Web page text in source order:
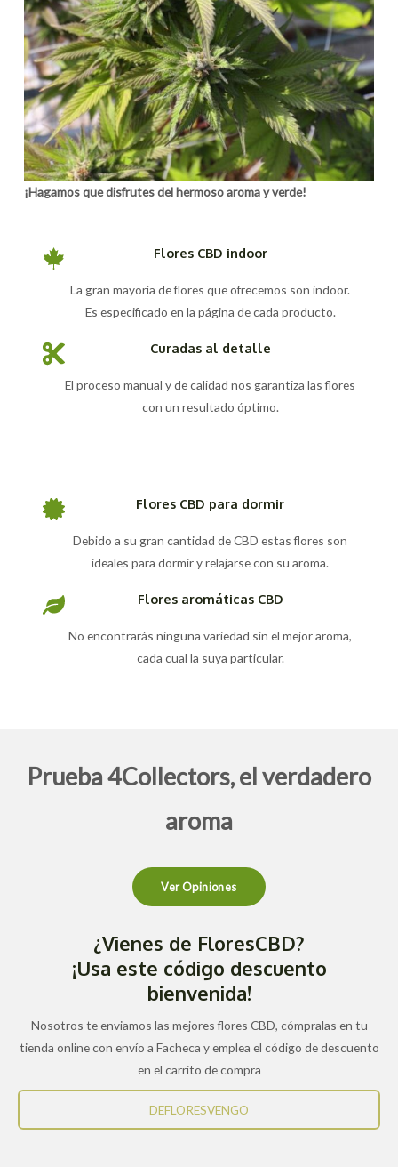
¡Hagamos que disfrutes del hermoso aroma y verde!
Flores CBD indoor
La gran mayoría de flores que ofrecemos son indoor.
Es especificado en la página de cada producto.
Curadas al detalle
El proceso manual y de calidad nos garantiza las flores
con un resultado óptimo.
Flores CBD para dormir
Debido a su gran cantidad de CBD estas flores son
ideales para dormir y relajarse con su aroma.
Flores aromáticas CBD
No encontrarás ninguna variedad sin el mejor aroma,
cada cual la suya particular.
Prueba 4Collectors, el verdadero
aroma
Ver Opiniones
¿Vienes de FloresCBD?
¡Usa este código descuento
bienvenida!
Nosotros te enviamos las mejores flores CBD, cómpralas en tu
tienda online con envío a Facheca y emplea el código de descuento
en el carrito de compra
DEFLORESVENGO